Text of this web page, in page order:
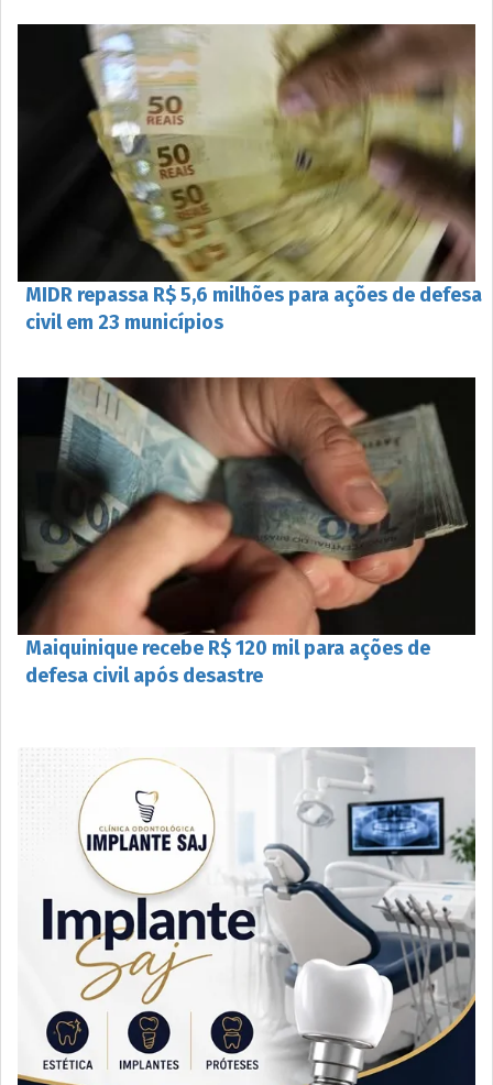
MIDR repassa R$ 5,6 milhões para ações de defesa
civil em 23 municípios
Maiquinique recebe R$ 120 mil para ações de
defesa civil após desastre